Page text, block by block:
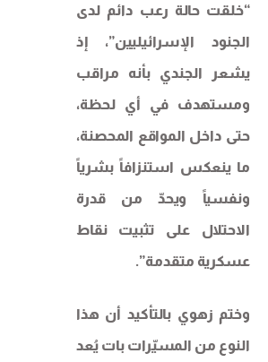
“خلقت حالة رعب دائم لدى
الجنود الإسرائيليين”، إذ
يشعر الجندي بأنه مراقب
ومستهدف في أي لحظة،
حتى داخل المواقع المحصنة،
ما ينعكس استنزافاً بشرياً
ونفسياً ويحدّ من قدرة
الاحتلال على تثبيت نقاط
عسكرية متقدمة”.
وختم زهوي بالتأكيد أن هذا
النوع من المسيّرات بات يُعد